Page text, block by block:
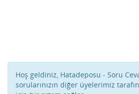
Hoş geldiniz, Hatadeposu - Soru
sorularınızın diğer üyelerimiz